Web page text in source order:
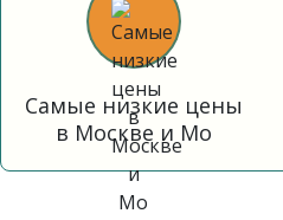
Самые низкие цены
в Москве и Мо